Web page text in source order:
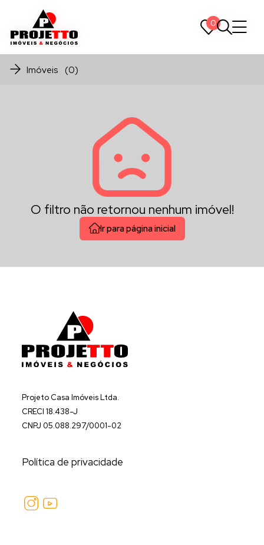
0
0
Imóveis (0)
O filtro não retornou nenhum imóvel!
Ir para página inicial
Projeto Casa Imóveis Ltda.
CRECI 18.438-J
CNPJ 05.088.297/0001-02
Política de privacidade